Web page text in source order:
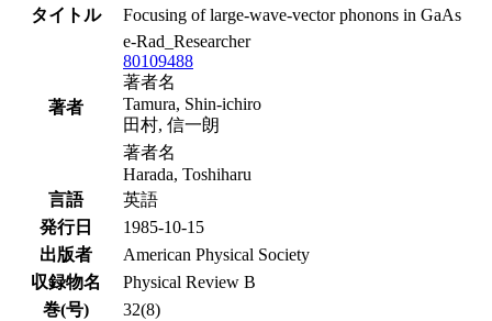
タイトル
Focusing of large-wave-vector phonons in GaAs
著者
e-Rad_Researcher
80109488
著者名
Tamura, Shin-ichiro
田村, 信一朗
著者名
Harada, Toshiharu
言語
英語
発行日
1985-10-15
出版者
American Physical Society
収録物名
Physical Review B
巻(号)
32(8)